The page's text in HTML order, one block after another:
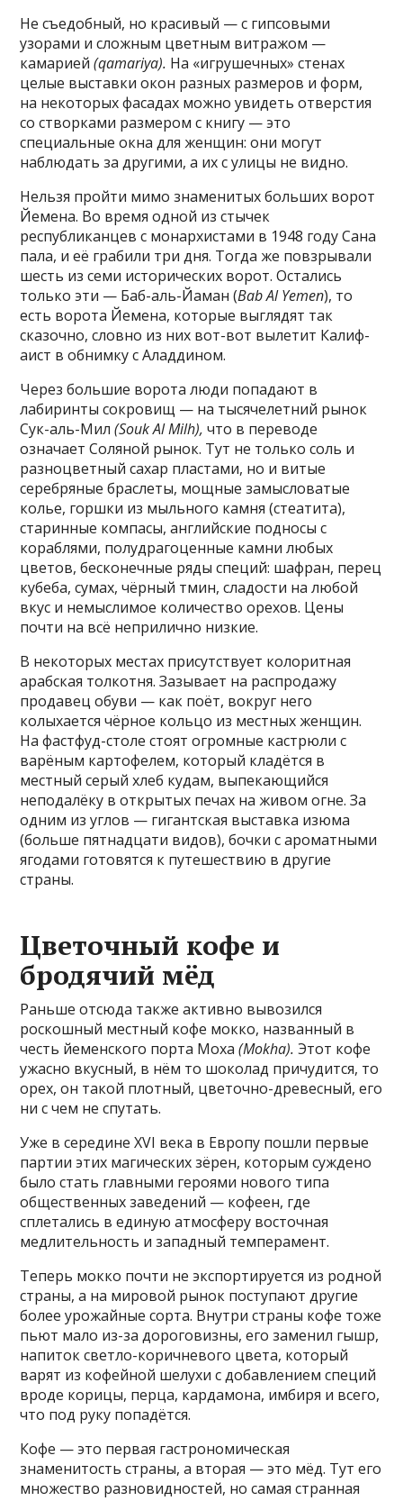
Не съедобный, но красивый — с гипсовыми
узорами и сложным цветным витражом —
камарией(qamariya). На «игрушечных» стенах
целые выставки окон разных размеров и форм,
на некоторых фасадах можно увидеть отверстия
со створками размером с книгу — это
специальные окна для женщин: они могут
наблюдать за другими, а их с улицы не видно.
Нельзя пройти мимо знаменитых больших ворот
Йемена. Во время одной из стычек
республиканцев с монархистами в 1948 году Сана
пала, и её грабили три дня. Тогда же повзрывали
шесть из семи исторических ворот. Остались
только эти — Баб-аль-Йаман (Bab Al Yemen), то
есть ворота Йемена, которые выглядят так
сказочно, словно из них вот-вот вылетит Калиф-
аист в обнимку с Аладдином.
Через большие ворота люди попадают в
лабиринты сокровищ — на тысячелетний рынок
Сук-аль-Мил(Souk Al Milh), что в переводе
означает Соляной рынок. Тут не только соль и
разноцветный сахар пластами, но и витые
серебряные браслеты, мощные замысловатые
колье, горшки из мыльного камня (стеатита),
старинные компасы, английские подносы с
кораблями, полудрагоценные камни любых
цветов, бесконечные ряды специй: шафран, перец
кубеба, сумах, чёрный тмин, сладости на любой
вкус и немыслимое количество орехов. Цены
почти на всё неприлично низкие.
В некоторых местах присутствует колоритная
арабская толкотня. Зазывает на распродажу
продавец обуви — как поёт, вокруг него
колыхается чёрное кольцо из местных женщин.
На фастфуд-столе стоят огромные кастрюли с
варёным картофелем, который кладётся в
местный серый хлеб кудам, выпекающийся
неподалёку в открытых печах на живом огне. За
одним из углов — гигантская выставка изюма
(больше пятнадцати видов), бочки с ароматными
ягодами готовятся к путешествию в другие
страны.
Цветочный кофе и
бродячий мёд
Раньше отсюда также активно вывозился
роскошный местный кофе мокко, названный в
честь йеменского порта Моха(Mokha).Этот кофе
ужасно вкусный, в нём то шоколад причудится, то
орех, он такой плотный, цветочно-древесный, его
ни с чем не спутать.
Уже в середине XVI века в Европу пошли первые
партии этих магических зёрен, которым суждено
было стать главными героями нового типа
общественных заведений — кофеен, где
сплетались в единую атмосферу восточная
медлительность и западный темперамент.
Теперь мокко почти не экспортируется из родной
страны, а на мировой рынок поступают другие
более урожайные сорта. Внутри страны кофе тоже
пьют мало из-за дороговизны, его заменил гышр,
напиток светло-коричневого цвета, который
варят из кофейной шелухи с добавлением специй
вроде корицы, перца, кардамона, имбиря и всего,
что под руку попадётся.
Кофе — это первая гастрономическая
знаменитость страны, а вторая — это мёд. Тут его
множество разновидностей, но самая странная